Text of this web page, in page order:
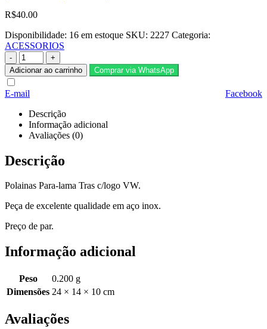
R$40.00
Disponibilidade: 16 em estoque SKU: 2227 Categoria:
ACESSORIOS
-
+
Adicionar ao carrinho
Comprar via WhatsApp
Facebook
E-mail
Descrição
Informação adicional
Avaliações (0)
Descrição
Polainas Para-lama Tras c/logo VW.
Peça de excelente qualidade em aço inox.
Preço de par.
Informação adicional
Peso
0.200 g
Dimensões 24 × 14 × 10 cm
Avaliações